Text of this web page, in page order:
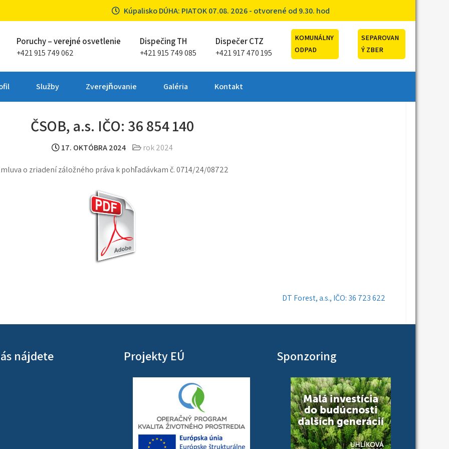
Kúpalisko DÚHA: PIATOK 07.08. 2026 - otvorené od 9.30. hod
Partizánske
Poruchy – verejné osvetlenie
+421 915 749 062
Dispečing TH
+421 915 749 085
Dispečer CTZ
+421 917 470 195
KOMUNÁLNY
ODPAD
SEPAROVAN
Ý ZBER
Služby Zverejňovanie Galéria Kontakt
ČSOB, a.s. IČO: 36 854 140
17. OKTÓBRA 2024 rok 2024
o zriadení záložného práva k pohľadávkam č. 0714/24/08722
DT Forest, a.s., IČO: 36 723 622
nájdete Projekty EÚ Sponzoring